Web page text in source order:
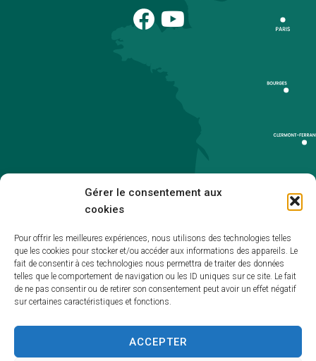
Gérer le consentement aux
cookies
Pour offrir les meilleures expériences, nous utilisons des technologies telles
que les cookies pour stocker et/ou accéder aux informations des appareils. Le
fait de consentir à ces technologies nous permettra de traiter des données
telles que le comportement de navigation ou les ID uniques sur ce site. Le fait
de ne pas consentir ou de retirer son consentement peut avoir un effet négatif
sur certaines caractéristiques et fonctions.
ACCEPTER
Accessibilité